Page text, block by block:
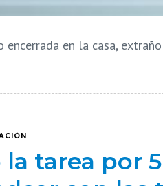
encerrada en la casa,
la tarea por